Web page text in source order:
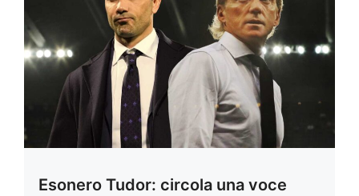
Esonero Tudor: circola una voce